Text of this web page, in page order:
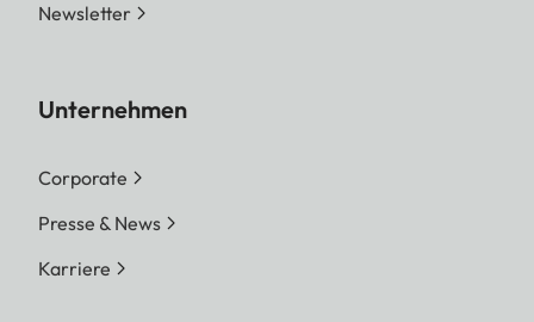
Newsletter
Unternehmen
Corporate
Presse & News
Karriere